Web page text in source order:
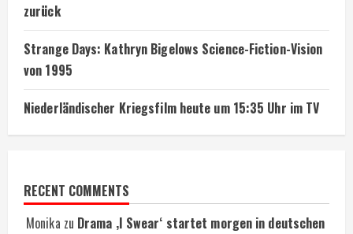
zurück
Strange Days: Kathryn Bigelows Science-Fiction-Vision
von 1995
Niederländischer Kriegsfilm heute um 15:35 Uhr im TV
RECENT COMMENTS
Monika zu Drama ‚I Swear‘ startet morgen in deutschen